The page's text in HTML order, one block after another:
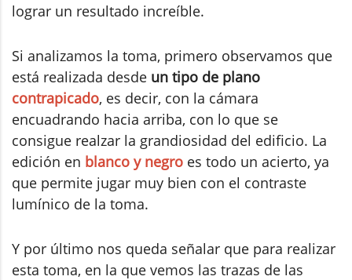
lograr un resultado increíble.
Si analizamos la toma, primero observamos que
está realizada desde un tipo de plano
contrapicado, es decir, con la cámara
encuadrando hacia arriba, con lo que se
consigue realzar la grandiosidad del edificio. La
edición en blanco y negro es todo un acierto, ya
que permite jugar muy bien con el contraste
lumínico de la toma.
Y por último nos queda señalar que para realizar
esta toma, en la que vemos las trazas de las